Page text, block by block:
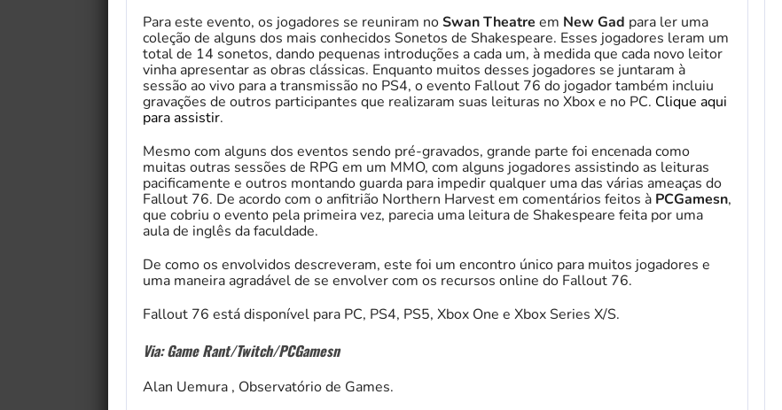
Para este evento, os jogadores se reuniram noSwan Theatre em New Gad para ler uma
coleção de alguns dos mais conhecidos Sonetos de Shakespeare. Esses jogadores leram um
total de 14 sonetos, dando pequenas introduções a cada um, à medida que cada novo leitor
vinha apresentar as obras clássicas. Enquanto muitos desses jogadores se juntaram à
sessão ao vivo para a transmissão no PS4, o evento Fallout 76 do jogador também incluiu
gravações de outros participantes que realizaram suas leituras no Xbox e no PC. Clique aqui
para assistir.
Mesmo com alguns dos eventos sendo pré-gravados, grande parte foi encenada como
muitas outras sessões de RPG em um MMO, com alguns jogadores assistindo as leituras
pacificamente e outros montando guarda para impedir qualquer uma das várias ameaças do
Fallout 76. De acordo com o anfitrião Northern Harvest em comentários feitos à PCGamesn,
que cobriu o evento pela primeira vez, parecia uma leitura de Shakespeare feita por uma
aula de inglês da faculdade.
De como os envolvidos descreveram, este foi um encontro único para muitos jogadores e
uma maneira agradável de se envolver com os recursos online do Fallout 76.
Fallout 76 está disponível para PC, PS4, PS5, Xbox One e Xbox Series X/S.
Via: Game Rant/Twitch/PCGamesn
Alan Uemura , Observatório de Games.